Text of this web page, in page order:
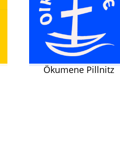
Ökumene Pillnitz